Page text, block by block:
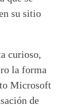
su sitio
curioso,
la forma
Microsoft
de